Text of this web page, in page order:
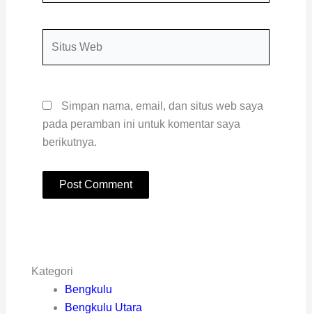
Simpan nama, email, dan situs web saya
pada peramban ini untuk komentar saya
berikutnya.
Kategori
Bengkulu
Bengkulu Utara